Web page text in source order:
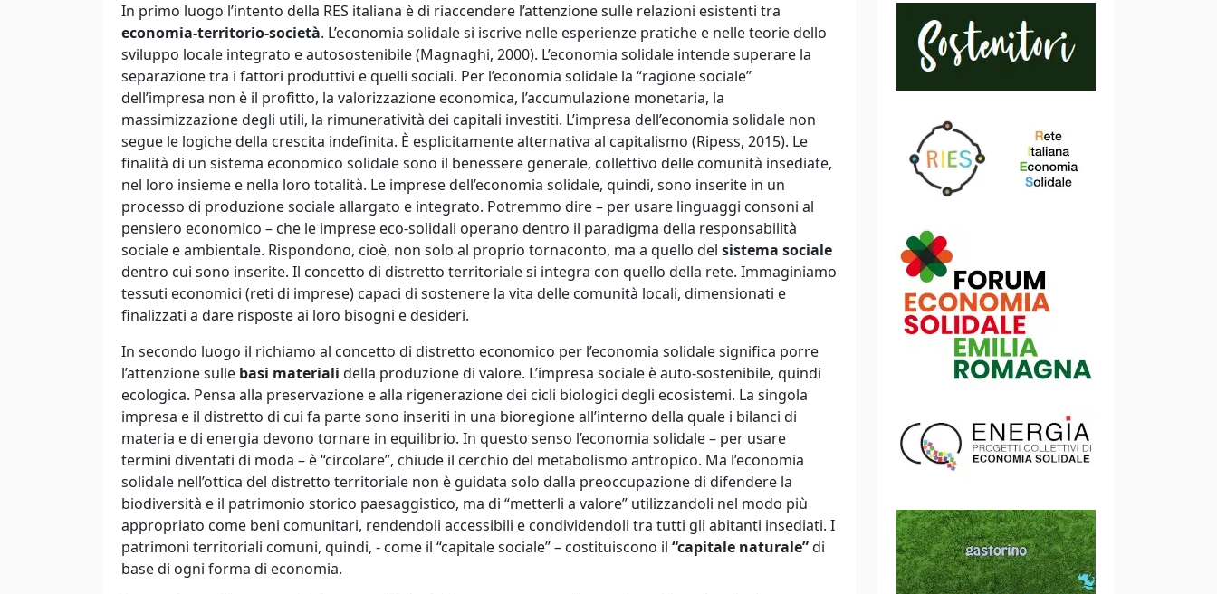
In primo luogo l’intento della RES italiana è di riaccendere l’attenzione sulle relazioni esistenti tra
economia-territorio-società. L’economia solidale si iscrive nelle esperienze pratiche e nelle teorie dello
sviluppo locale integrato e autosostenibile (Magnaghi, 2000). L’economia solidale intende superare la
separazione tra i fattori produttivi e quelli sociali. Per l’economia solidale la “ragione sociale”
dell’impresa non è il profitto, la valorizzazione economica, l’accumulazione monetaria, la
massimizzazione degli utili, la rimuneratività dei capitali investiti. L’impresa dell’economia solidale non
segue le logiche della crescita indefinita. È esplicitamente alternativa al capitalismo (Ripess, 2015). Le
finalità di un sistema economico solidale sono il benessere generale, collettivo delle comunità insediate,
nel loro insieme e nella loro totalità. Le imprese dell’economia solidale, quindi, sono inserite in un
processo di produzione sociale allargato e integrato. Potremmo dire – per usare linguaggi consoni al
pensiero economico – che le imprese eco-solidali operano dentro il paradigma della responsabilità
sociale e ambientale. Rispondono, cioè, non solo al proprio tornaconto, ma a quello del sistema sociale
dentro cui sono inserite. Il concetto di distretto territoriale si integra con quello della rete. Immaginiamo
tessuti economici (reti di imprese) capaci di sostenere la vita delle comunità locali, dimensionati e
finalizzati a dare risposte ai loro bisogni e desideri.
In secondo luogo il richiamo al concetto di distretto economico per l’economia solidale significa porre
l’attenzione sulle basi materiali della produzione di valore. L’impresa sociale è auto-sostenibile, quindi
ecologica. Pensa alla preservazione e alla rigenerazione dei cicli biologici degli ecosistemi. La singola
impresa e il distretto di cui fa parte sono inseriti in una bioregione all’interno della quale i bilanci di
materia e di energia devono tornare in equilibrio. In questo senso l’economia solidale – per usare
termini diventati di moda – è “circolare”, chiude il cerchio del metabolismo antropico. Ma l’economia
solidale nell’ottica del distretto territoriale non è guidata solo dalla preoccupazione di difendere la
biodiversità e il patrimonio storico paesaggistico, ma di “metterli a valore” utilizzandoli nel modo più
appropriato come beni comunitari, rendendoli accessibili e condividendoli tra tutti gli abitanti insediati. I
patrimoni territoriali comuni, quindi, - come il “capitale sociale” – costituiscono il “capitale naturale”di
base di ogni forma di economia.